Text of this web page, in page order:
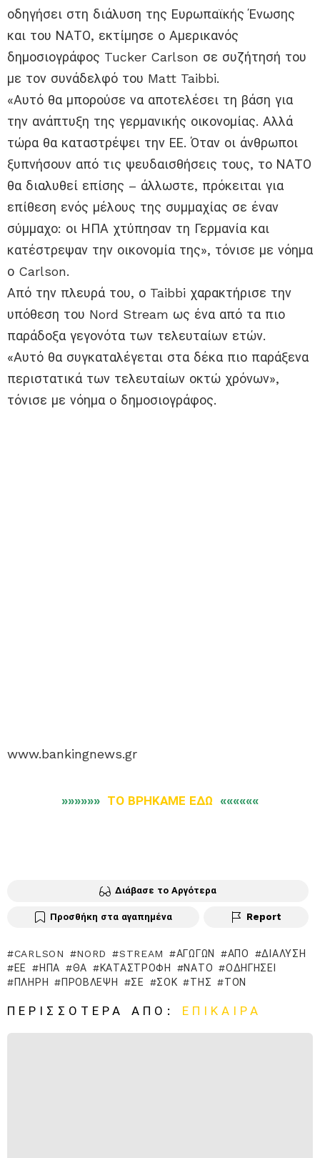
οδηγήσει στη διάλυση της Ευρωπαϊκής Ένωσης
και του ΝΑΤΟ, εκτίμησε ο Αμερικανός
δημοσιογράφος Tucker Carlson σε συζήτησή του
με τον συνάδελφό του Matt Taibbi.
«Αυτό θα μπορούσε να αποτελέσει τη βάση για
την ανάπτυξη της γερμανικής οικονομίας. Αλλά
τώρα θα καταστρέψει την ΕΕ. Όταν οι άνθρωποι
ξυπνήσουν από τις ψευδαισθήσεις τους, το ΝΑΤΟ
θα διαλυθεί επίσης – άλλωστε, πρόκειται για
επίθεση ενός μέλους της συμμαχίας σε έναν
σύμμαχο: οι ΗΠΑ χτύπησαν τη Γερμανία και
κατέστρεψαν την οικονομία της», τόνισε με νόημα
ο Carlson.
Από την πλευρά του, ο Taibbi χαρακτήρισε την
υπόθεση του Nord Stream ως ένα από τα πιο
παράδοξα γεγονότα των τελευταίων ετών.
«Αυτό θα συγκαταλέγεται στα δέκα πιο παράξενα
περιστατικά των τελευταίων οκτώ χρόνων»,
τόνισε με νόημα ο δημοσιογράφος.
www.bankingnews.gr
»»»»»» ΤΟ ΒΡΗΚΑΜΕ ΕΔΩ ««««««
Διάβασε το Αργότερα
Προσθήκη στα αγαπημένα Report
CARLSON NORD STREAM ΑΓΩΓΏΝ ΑΠΌ
ΔΙΆΛΥΣΗ
ΕΕ
ΗΠΑ ΘΑ ΚΑΤΑΣΤΡΟΦΉ ΝΑΤΟ
ΟΔΗΓΉΣΕΙ
ΠΛΉΡΗ
ΠΡΌΒΛΕΨΗ ΣΕ ΣΟΚ ΤΗΣ ΤΟΝ
ΠΕΡΙΣΣΌΤΕΡΑ ΑΠΌ: ΕΠΊΚΑΙΡΑ